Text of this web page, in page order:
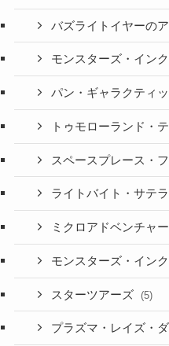
バズライトイヤーの
モンスターズ・イン
パン・ギャラクティ
トゥモローランド・
スペースプレース・
ライトバイト・サテ
ミクロアドベンチャー
モンスターズ・イン
スターツアーズ (5)
プラズマ・レイズ・